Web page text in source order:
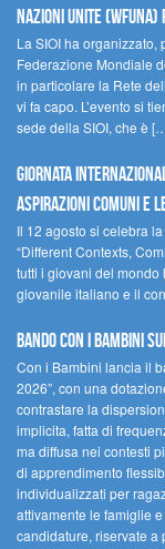
Nazioni Unite
La SIOI ha organizzato,
Federazione Mondiale
in particolare la Rete
vi fa capo. L’evento si
sede della SIOI, che è
GIORNATA
ASPIRAZIONI COMUNI E
Il 12 agosto si celebra
“Different Contexts,
tutti i giovani del mondo
giovanile italiano e il
Bando Con i Bambini
Con i Bambini lancia il
2026”, con una
contrastare la
implicita, fatta di
ma diffusa nei contesti
di apprendimento
individualizzati per
attivamente le famiglie
candidature, riservate a